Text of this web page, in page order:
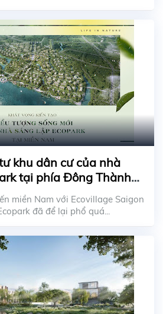
khu dân cư của nhà
tại phía Đông Thành
miền Nam với Ecovillage Saigon
đã để lại phổ quá...